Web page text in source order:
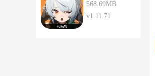
机版下载
568.69MB
v1.11.71